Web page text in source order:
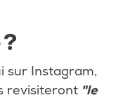
sur Instagram,
revisiteront "le